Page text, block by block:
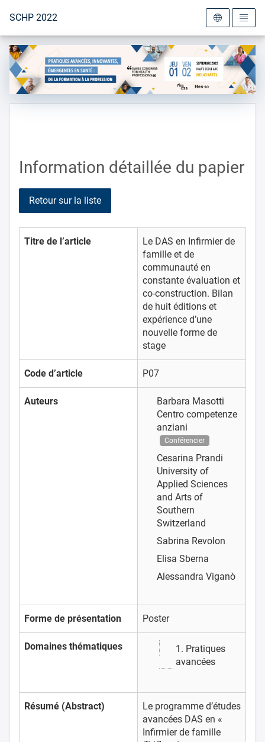
Vers la page d'accueil
SCHP 2022
Information détaillée du papier
Retour sur la liste
Titre de l’article
Le DAS en Infirmier de
famille et de
communauté en
constante évaluation et
co-construction. Bilan
de huit éditions et
expérience d’une
nouvelle forme de
stage
Code d’article P07
Auteurs
Barbara Masotti
Centro competenze
anziani
Conférencier
Cesarina Prandi
University of
Applied Sciences
and Arts of
Southern
Switzerland
Sabrina Revolon
Elisa Sberna
Alessandra Viganò
Forme de présentation Poster
Domaines thématiques
1. Pratiques
avancées
Résumé (Abstract)
Le programme d’études
avancées DAS en «
Infirmier de famille